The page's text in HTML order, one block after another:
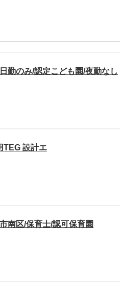
勤のみ/認定こども園/夜勤なし
TEG 設計エ
南区/保育士/認可保育園